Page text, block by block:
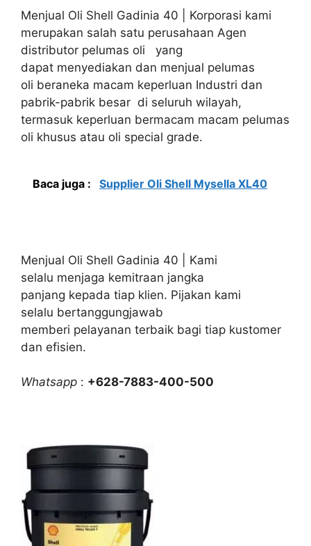
Menjual Oli Shell Gadinia 40 | Korporasi kami
merupakan salah satu perusahaan Agen
distributor pelumas oli yang
dapat menyediakan dan menjual pelumas
oli beraneka macam keperluan Industri dan
pabrik-pabrik besar di seluruh wilayah,
termasuk keperluan bermacam macam pelumas
oli khusus atau oli special grade.
Baca juga : Supplier Oli Shell Mysella XL40
Menjual Oli Shell Gadinia 40 | Kami
selalu menjaga kemitraan jangka
panjang kepada tiap klien. Pijakan kami
selalu bertanggungjawab
memberi pelayanan terbaik bagi tiap kustomer
dan efisien.
Whatsapp : +628-7883-400-500